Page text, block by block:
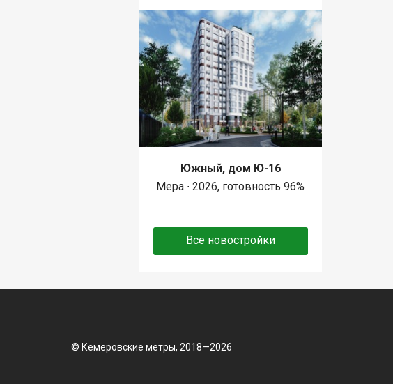
Южный, дом Ю-16
Мера ∙ 2026, готовность 96%
Все новостройки
© Кемеровские метры, 2018—2026